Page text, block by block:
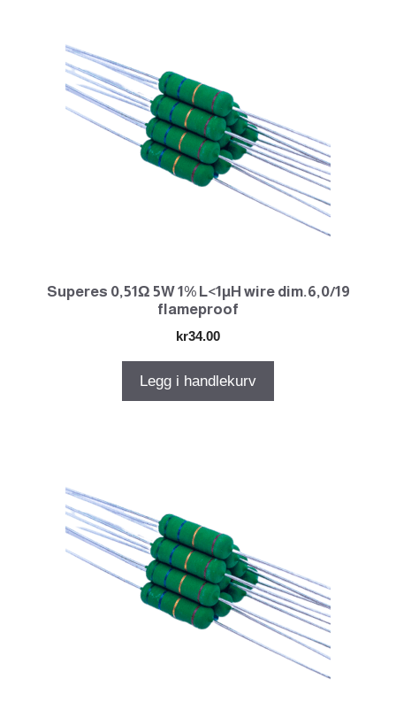
Superes 0,51Ω 5W 1% L<1µH wire dim.6,0/19
flameproof
kr34.00
Legg i handlekurv